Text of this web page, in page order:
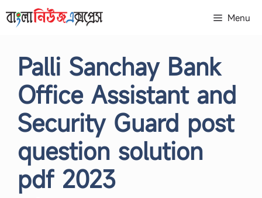
to
Menu
Palli Sanchay Bank
Office Assistant and
Security Guard post
question solution
pdf 2023